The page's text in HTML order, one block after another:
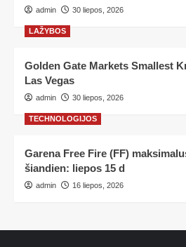
admin 30 liepos, 2026
LAŽYBOS
Golden Gate Markets Smallest
Las Vegas
admin 30 liepos, 2026
TECHNOLOGIJOS
Garena Free Fire (FF)
šiandien: liepos 15 d
admin 16 liepos, 2026